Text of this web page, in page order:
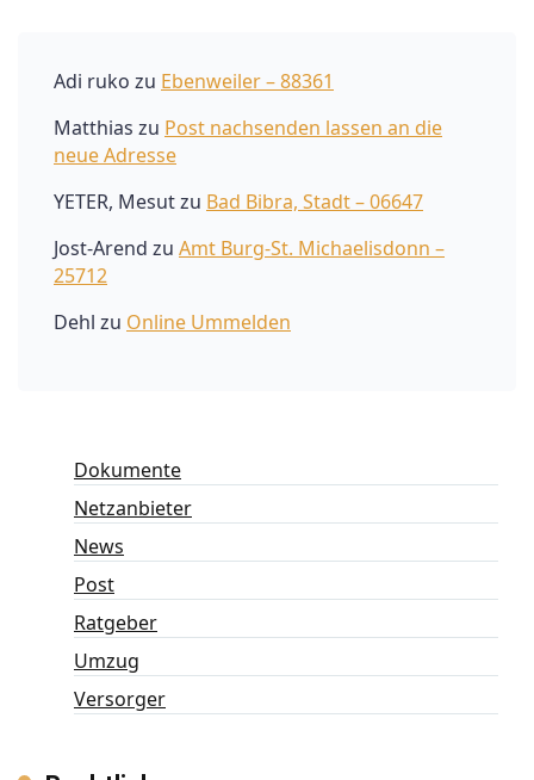
Adi ruko zu Ebenweiler – 88361
Matthias zu Post nachsenden lassen an die
neue Adresse
YETER, Mesutzu Bad Bibra, Stadt – 06647
Jost-Arend zu Amt Burg-St. Michaelisdonn –
25712
Dehl zu Online Ummelden
Dokumente
Netzanbieter
News
Post
Ratgeber
Umzug
Versorger